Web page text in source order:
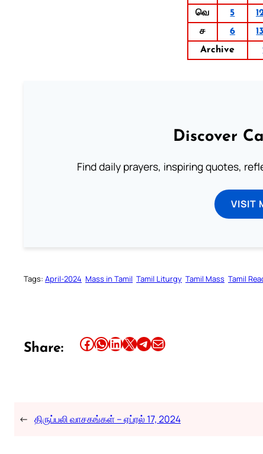
வெ
5
ச
6 13
Archive
Discover
Find daily prayers, inspiring quotes,
VISIT
Tags: April-2024 Mass in Tamil Tamil Liturgy Tamil Mass Tamil
Share: Share this article on Facebook Share this article on WhatsApp Share this article on LinkedIn Share this article on X Share this article on TelegramEmail this Article
← திருப்பலி வாசகங்கள் – ஏப்ரல் 17, 2024